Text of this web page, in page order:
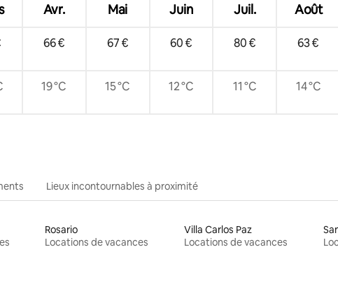
Avr. Mai Juin Juil. Août
66 € 67 € 60 € 80 € 63 €
19 °C 15 °C 12 °C 11 °C 14 °C
Lieux incontournables à proximité
Rosario
Locations de vacances
Villa Carlos Paz
Locations de vacances